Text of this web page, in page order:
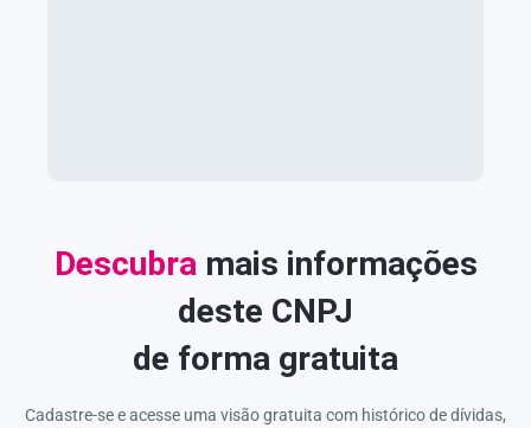
Descubra mais informações
deste CNPJ
de forma gratuita
Cadastre-se e acesse uma visão gratuita com histórico de dívidas,